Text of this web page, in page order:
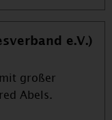
e.V.)
großer
Abels.